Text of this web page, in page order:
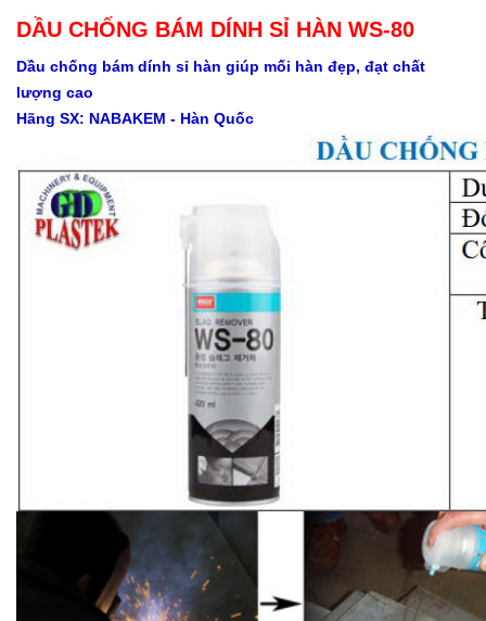
DẦU CHỐNG BÁM DÍNH SỈ HÀN WS-80
Dầu chống bám dính sỉ hàn giúp mối hàn đẹp, đạt chất
lượng cao
Hãng SX: NABAKEM - Hàn Quốc